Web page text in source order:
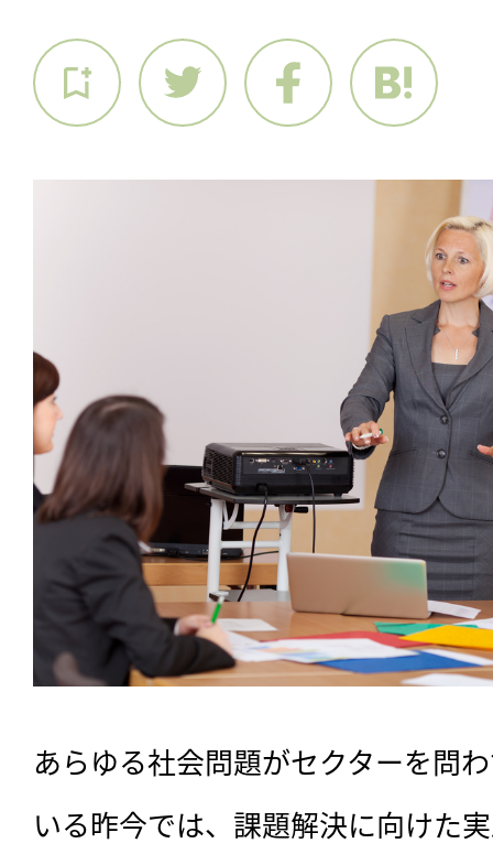
あらゆる社会問題がセクターを問
いる昨今では、課題解決に向けた